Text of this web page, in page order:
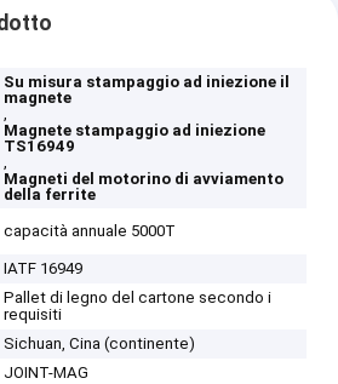
Su misura stampaggio ad iniezione il
magnete
,
Magnete stampaggio ad iniezione
TS16949
,
Magneti del motorino di avviamento
della ferrite
capacità annuale 5000T
IATF 16949
Pallet di legno del cartone secondo i
requisiti
Sichuan, Cina (continente)
JOINT-MAG